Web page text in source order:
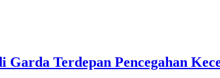
Terdepan Pencegahan